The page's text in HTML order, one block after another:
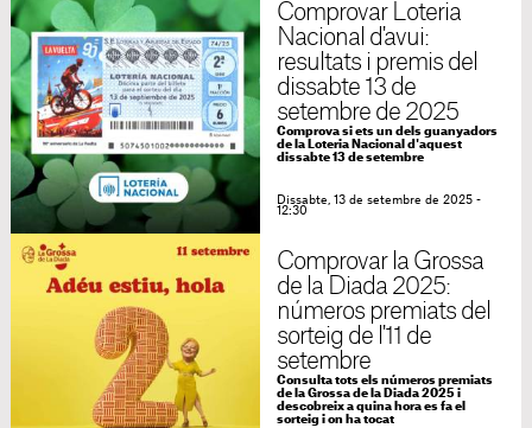
Comprovar Loteria
Nacional d'avui:
resultats i premis del
dissabte 13 de
setembre de 2025
Comprova si ets un dels guanyadors
de la Loteria Nacional d'aquest
dissabte 13 de setembre
Dissabte, 13 de setembre de 2025 -
12:30
Comprovar la Grossa
de la Diada 2025:
números premiats del
sorteig de l'11 de
setembre
Consulta tots els números premiats
de la Grossa de la Diada 2025 i
descobreix a quina hora es fa el
sorteig i on ha tocat